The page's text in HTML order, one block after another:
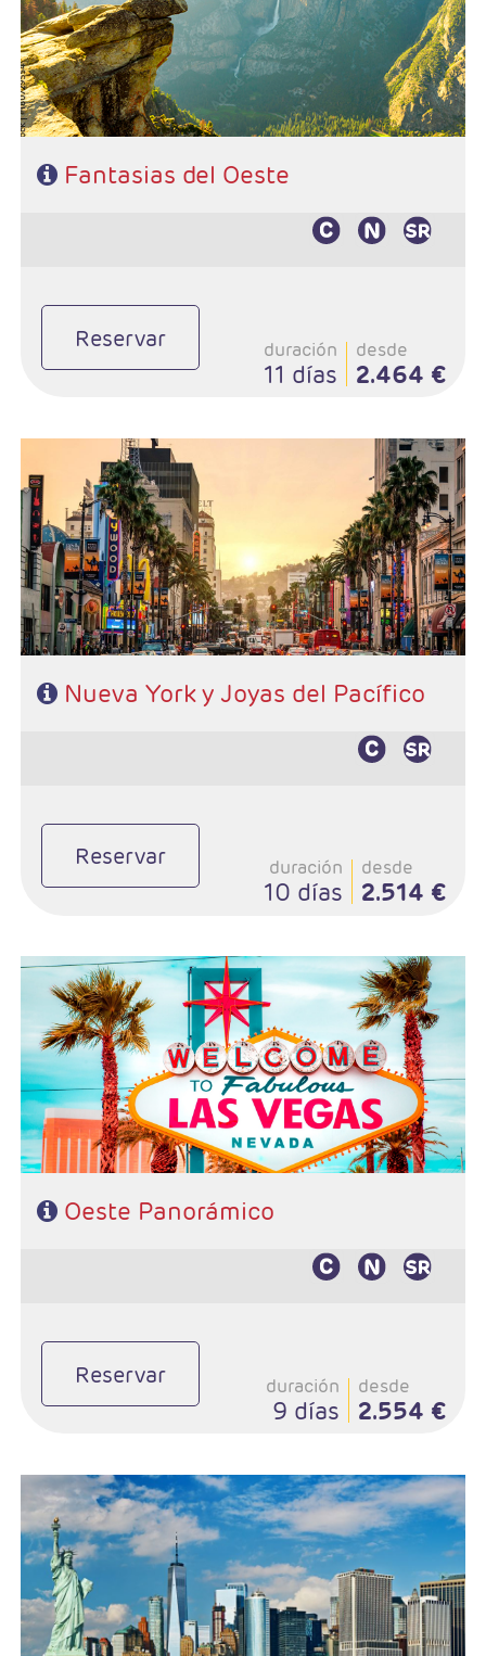
Monterey - Carmel - Lompoc - Santa Bárbara - Los
angeles
- Categoría hotelera: 3*- 4*
- Régimen: Alojamiento y desayuno en circuito (7
desayunos)
Fantasias del Oeste
Reservar duración
11 días
desde
2.464 €
- Salidas: Lunes
- Ruta: 3 noches (ampliables) Nueva York adelantando
fecha de salida, 2 noches S.Francisco, 1 Lompoc y 2 Los
Angeles
- Categoría hotelera: A su elección en N.York y Primera
en Circuito
- Régimen: A su elección en N.York y En circuito: AD
Nueva York y Joyas del Pacífico
Reservar duración
10 días
desde
2.514 €
- Salida: Lunes
- Ruta: Las Vegas - Fresno - Yosemite - San Francisco -
Monterey - Lompoc - Santa Bárbara - Los Angeles
- Categoría hotelera: 3*- 4*
- Régimen: Alojamiento y desayuno
Oeste Panorámico
Reservar duración
9 días
desde
2.554 €
- Salida: Jueves
- Ruta: Nueva York - Philadelphia - Washintong -
Niagara - Boston - Newport - Nueva York
- Categoría hotelera: 3*- 4*
- Régimen: Alojamiento y desayuno